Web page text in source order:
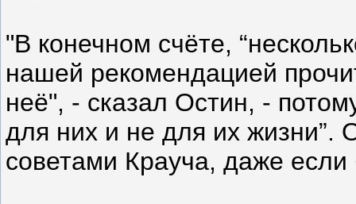
"В конечном счёте,
нашей рекомендацией
неё", - сказал Остин, -
для них и не для их жизни”.
советами Крауча, даже